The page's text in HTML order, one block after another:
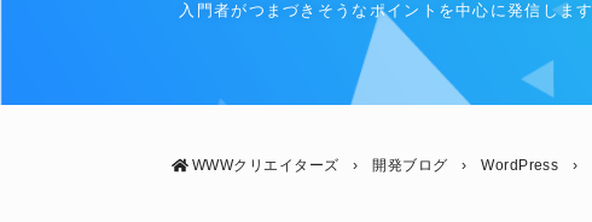
入門者がつまづきそうなポイントを中心に発信します
WWWクリエイターズ › 開発ブログ › WordPress ›